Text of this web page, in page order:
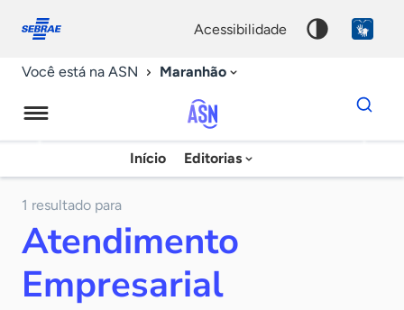
conosco
acessibilidade
Você está na ASN Maranhão
Agência
Sebrae
Notícias
Início Editorias
Dados
para
chave
1 resultado para
Atendimento
Empresarial